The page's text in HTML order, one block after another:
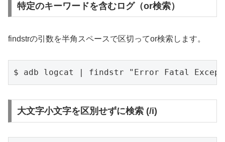
特定のキーワードを含むログ（or検索）
findstrの引数を半角スペースで区切ってor検索します。
$ adb logcat | findstr "Error Fatal
大文字小文字を区別せずに検索 (/i)